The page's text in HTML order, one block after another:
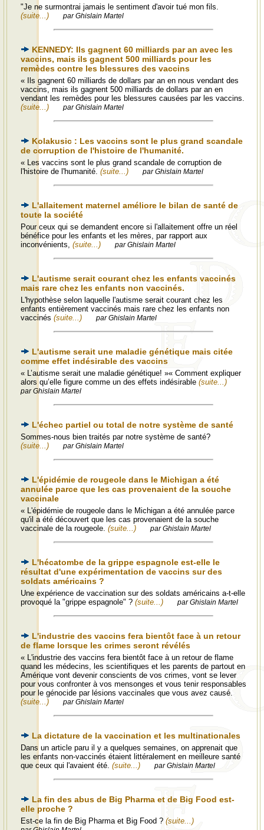
"Je ne surmontrai jamais le sentiment d'avoir tué mon fils.
(suite...)
par Ghislain Martel
KENNEDY: Ils gagnent 60 milliards par an avec les
vaccins, mais ils gagnent 500 milliards pour les
remèdes contre les blessures des vaccins
« Ils gagnent 60 milliards de dollars par an en nous vendant des
vaccins, mais ils gagnent 500 milliards de dollars par an en
vendant les remèdes pour les blessures causées par les vaccins.
(suite...)
par Ghislain Martel
Kolakusic : Les vaccins sont le plus grand scandale
de corruption de l'histoire de l'humanité.
« Les vaccins sont le plus grand scandale de corruption de
l'histoire de l'humanité. (suite...) par Ghislain Martel
L'allaitement maternel améliore le bilan de santé de
toute la société
Pour ceux qui se demandent encore si l'allaitement offre un réel
bénéfice pour les enfants et les mères, par rapport aux
inconvénients, (suite...) par Ghislain Martel
L'autisme serait courant chez les enfants vaccinés
mais rare chez les enfants non vaccinés.
L'hypothèse selon laquelle l'autisme serait courant chez les
enfants entièrement vaccinés mais rare chez les enfants non
vaccinés (suite...) par Ghislain Martel
L'autisme serait une maladie génétique mais citée
comme effet indésirable des vaccins
« L’autisme serait une maladie génétique! »« Comment expliquer
alors qu’elle figure comme un des effets indésirable (suite...)
par Ghislain Martel
L'échec partiel ou total de notre système de santé
Sommes-nous bien traités par notre système de santé?
(suite...)
par Ghislain Martel
L'épidémie de rougeole dans le Michigan a été
annulée parce que les cas provenaient de la souche
vaccinale
« L'épidémie de rougeole dans le Michigan a été annulée parce
qu'il a été découvert que les cas provenaient de la souche
vaccinale de la rougeole. (suite...) par Ghislain Martel
L'hécatombe de la grippe espagnole est-elle le
résultat d'une expérimentation de vaccins sur des
soldats américains ?
Une expérience de vaccination sur des soldats américains a-t-elle
provoqué la "grippe espagnole" ? (suite...) par Ghislain Martel
L'industrie des vaccins fera bientôt face à un retour
de flame lorsque les crimes seront révélés
« L'industrie des vaccins fera bientôt face à un retour de flame
quand les médecins, les scientifiques et les parents de partout en
Amérique vont devenir conscients de vos crimes, vont se lever
pour vous confronter à vos mensonges et vous tenir responsables
pour le génocide par lésions vaccinales que vous avez causé.
(suite...)
par Ghislain Martel
La dictature de la vaccination et les multinationales
Dans un article paru il y a quelques semaines, on apprenait que
les enfants non-vaccinés étaient littéralement en meilleure santé
que ceux qui l'avaient été. (suite...) par Ghislain Martel
La fin des abus de Big Pharma et de Big Food est-
elle proche ?
Est-ce la fin de Big Pharma et Big Food ? (suite...)